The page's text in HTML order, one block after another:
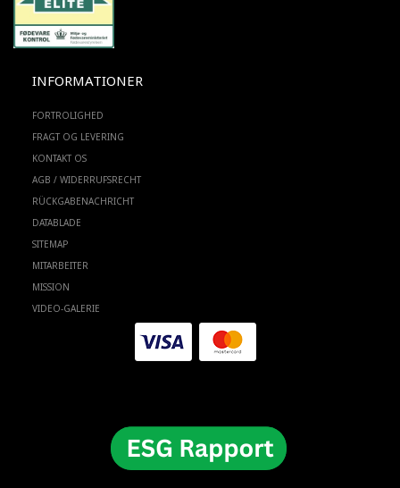
INFORMATIONER
FORTROLIGHED
FRAGT OG LEVERING
KONTAKT OS
AGB / WIDERRUFSRECHT
RÜCKGABENACHRICHT
DATABLADE
SITEMAP
MITARBEITER
MISSION
VIDEO-GALERIE